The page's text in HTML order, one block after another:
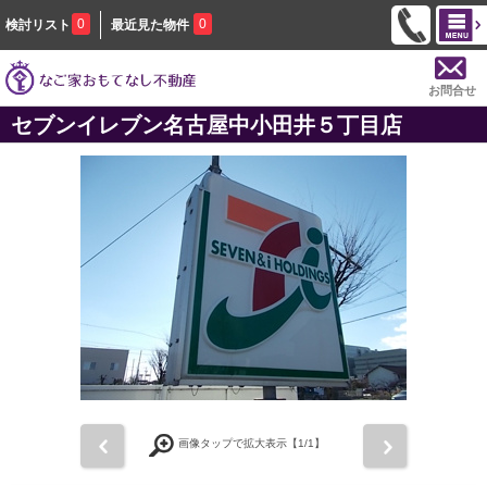
検討リスト 0 最近見た物件 0
お問合せ
セブンイレブン名古屋中小田井５丁目店
画像タップで拡大表示【1/1】